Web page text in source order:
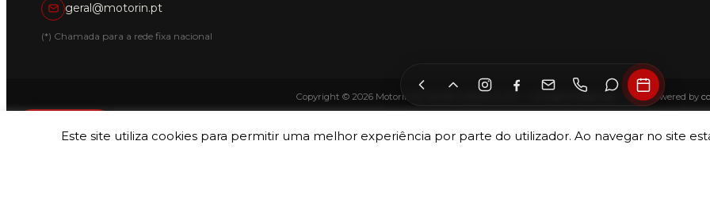
geral@motorin.pt
(*) Chamada para a rede fixa nacional
Copyright © 2026 Motorin by SILVER LEMON, LDA — All Rights Reserved — Site Powered by
Este site utiliza cookies para permitir uma melhor experiência por parte do utilizador. Ao navegar no site